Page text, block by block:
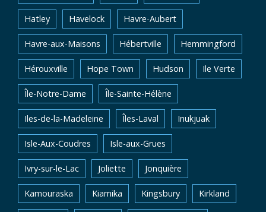
Hatley Havelock Havre-Aubert
Havre-aux-Maisons Hébertville Hemmingford
Hérouxville Hope Town Hudson Ile Verte
Île-Notre-Dame Île-Sainte-Hélène
Iles-de-la-Madeleine Îles-Laval Inukjuak
Isle-Aux-Coudres Isle-aux-Grues
Ivry-sur-le-Lac Joliette Jonquière
Kamouraska Kiamika Kingsbury Kirkland